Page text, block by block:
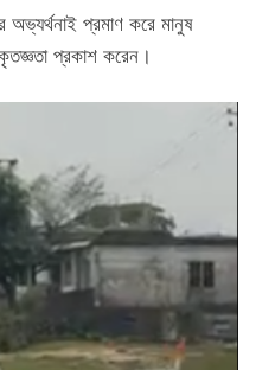
প্রমাণ করে মানুষ
প্রকাশ করেন।